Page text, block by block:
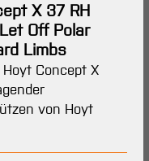
X 37 RH
Off Polar
Limbs
Concept X
von Hoyt